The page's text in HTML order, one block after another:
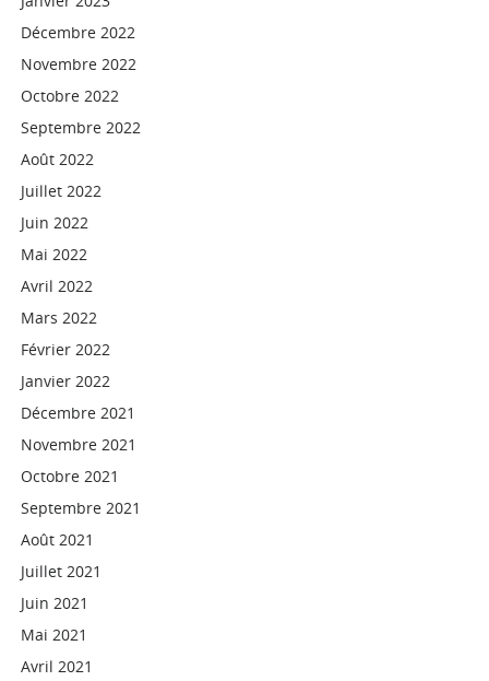
Décembre 2022
Novembre 2022
Octobre 2022
Septembre 2022
Août 2022
Juillet 2022
Juin 2022
Mai 2022
Avril 2022
Mars 2022
Février 2022
Janvier 2022
Décembre 2021
Novembre 2021
Octobre 2021
Septembre 2021
Août 2021
Juillet 2021
Juin 2021
Mai 2021
Avril 2021